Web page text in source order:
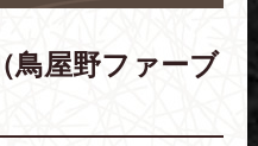
鳥屋野ファーブ